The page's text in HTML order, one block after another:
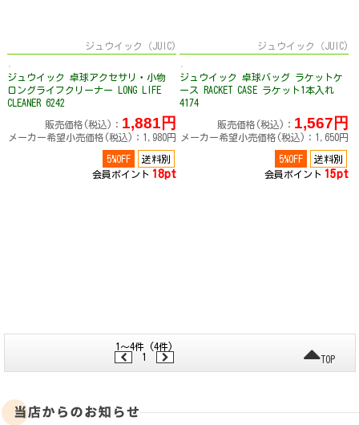
ジュウイック（JUIC)
ジュウイック 卓球アクセサリ・小物
ロングライフクリーナー LONG LIFE
CLEANER 6242
販売価格(税込)： 1,881円
メーカー希望小売価格(税込)：1,980円
5%OFF
送料別
会員ポイント 18pt
ジュウイック（JUIC)
ジュウイック 卓球バッグ ラケットケ
ース RACKET CASE ラケット1本入れ
4174
販売価格(税込)： 1,567円
メーカー希望小売価格(税込)：1,650円
5%OFF
送料別
会員ポイント 15pt
1～4件 (4件)
1
TOP